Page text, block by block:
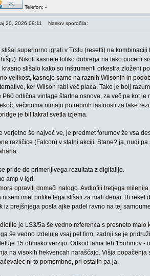
Telefon: -
20, 2026 09:11 Naslov sporočila:
slišal superiorno igrati v Trstu (resetti) na
Nikoli kasneje toliko dobrega na tako poceni
slišalo kako so inštrumenti orkestra zloženi
velikost, kasneje samo na raznih Wilsonih in
ker Wilson rabi več placa. Tako je bolj
P60 odlična vintage štartna osnova, za več pa kot
večinoma nimajo potrebnih lastnosti za take
je bil takrat svetla izjema.
verjetno še največ ve, je predmet forumov že vsa
različice (Falcon) v stalni akciji. Stane? ja, nudi
pride do primerljivega rezultata z digitalijo.
amp v igri.
opraviti domači nalogo. Avdiofili tretjega
nisem imel prilike tega slišati za mali denar. Bi rekel
iz prejšnjega posta ajke padel ravno na tej
je LS3/5a še vedno referenca s presneto malo
še vedno izdeluje vsaj pet firm, zadnji se je
15 ohmsko verzijo. Odkod fama teh 15ohmov -
na visokih frekvencah naraščajo. Višja
ni to pomembno, pri ostalih pa ja.